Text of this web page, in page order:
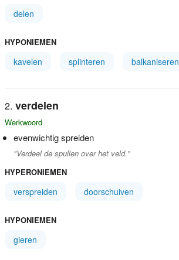
delen
HYPONIEMEN
kavelen splinteren balkaniseren
verdelen
Werkwoord
evenwichtig spreiden
"Verdeel de spullen over het veld."
HYPERONIEMEN
verspreiden doorschuiven
HYPONIEMEN
gieren